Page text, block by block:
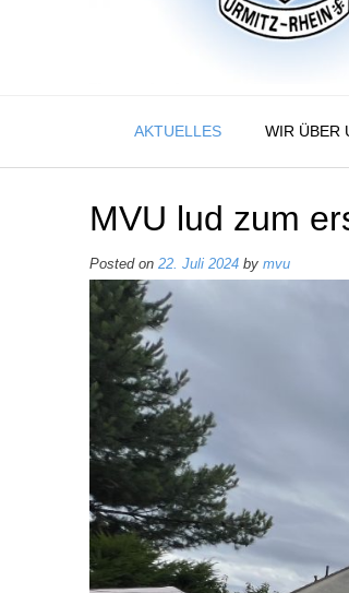
AKTUELLES WIR ÜBER
MVU lud zum
Posted on 22. Juli 2024 by mvu